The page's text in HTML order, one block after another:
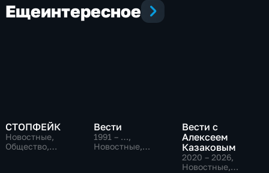
Ещеинтересное
СТОПФЕЙК
Новостные,
Общество,
Вести
1991 – …,
Новостные,
Вести с
Алексеем
Казаковым
2020 – 2026,
Новостные,